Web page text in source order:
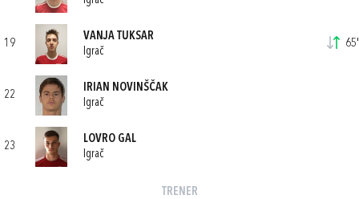
19
VANJA TUKSAR
Igrač
65'
22
IRIAN NOVINŠČAK
Igrač
23
LOVRO GAL
Igrač
TRENER